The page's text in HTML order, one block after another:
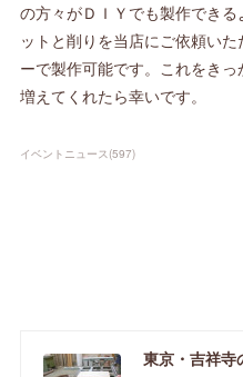
の方々がＤＩＹでも製作でき
ットと削りを当店にご依頼い
ーで製作可能です。これをき
増えてくれたら幸いです。
イベントニュース(597)